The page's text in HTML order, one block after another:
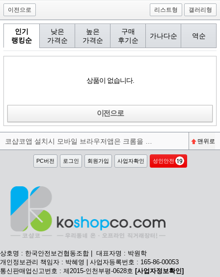
이전으로 리스트형 갤러리형
인기
랭킹순
낮은
가격순
높은
가격순
구매
후기순
가나다순 역순
상품이 없습니다.
이전으로
맨위로
PC버전 로그인 회원가입 사업자확인 성인안전
상호명 : 한국안전보건협동조합 | 대표자명 : 박원학
개인정보관리 책임자 : 박혜영 | 사업자등록번호 : 165-86-00053
통신판매업신고번호 : 제2015-인천부평-0628호 [사업자정보확인]